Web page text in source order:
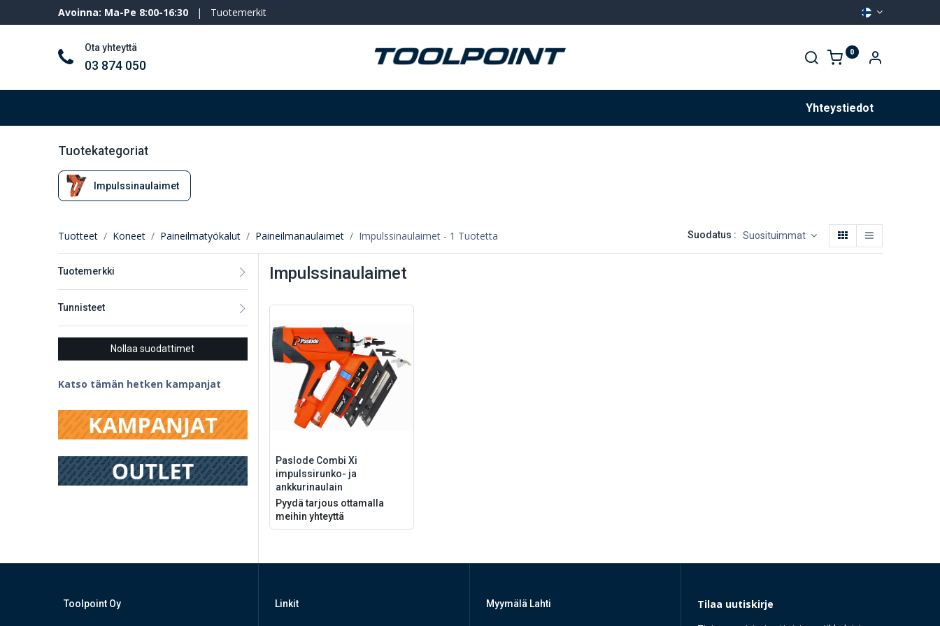
Avoinna: Ma-Pe 8:00-16:30 | Tuotemerkit
Ota yhteyttä
03 874 050
0
Yhteystiedot
Tuotekategoriat
Impulssinaulaimet
Tuotteet Koneet Paineilmatyökalut Paineilmanaulaimet Impulssinaulaimet- 1 Tuotetta Suodatus : Suosituimmat
Tuotemerkki
Tunnisteet
Nollaa suodattimet
Katso tämän hetken kampanjat
Impulssinaulaimet
Paslode Combi Xi
impulssirunko- ja
ankkurinaulain
Pyydä tarjous ottamalla
meihin yhteyttä
Toolpoint Oy Linkit Myymälä Lahti
Tilaa uutiskirje